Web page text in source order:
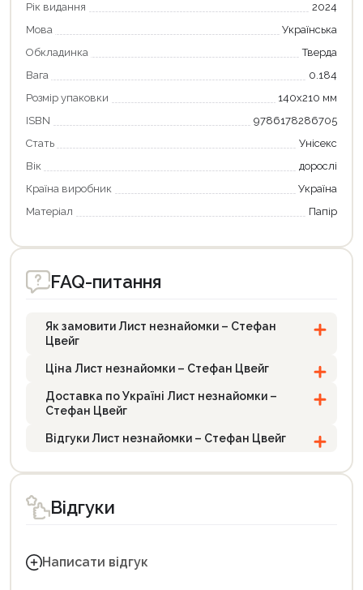
Рік видання
2024
Мова
Українська
Обкладинка
Тверда
Вага
0.184
Розмір упаковки
140х210 мм
ISBN
9786178286705
Стать
Унісекс
Вік
дорослі
Країна виробник
Україна
Матеріал
Папір
FAQ-питання
Як замовити Лист незнайомки – Стефан
Цвейг
Ціна Лист незнайомки – Стефан Цвейг
Доставка по Україні Лист незнайомки –
Стефан Цвейг
Відгуки Лист незнайомки – Стефан Цвейг
Відгуки
Написати відгук